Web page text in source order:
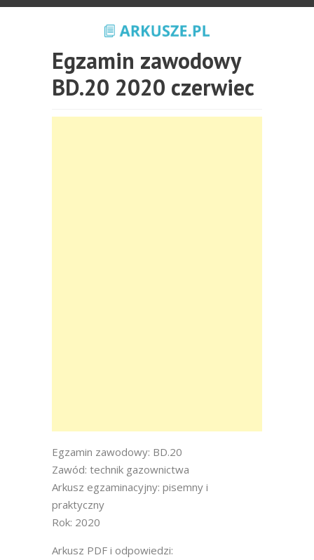
Egzamin zawodowy
BD.20 2020 czerwiec
Egzamin zawodowy: BD.20
Zawód: technik gazownictwa
Arkusz egzaminacyjny: pisemny i
praktyczny
Rok: 2020
Arkusz PDF i odpowiedzi: